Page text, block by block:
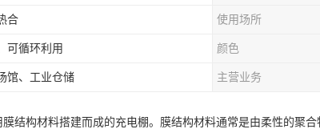
合 使用场所
可循环利用 颜色
馆、工业仓储 主营业务
结构材料搭建而成的充电棚。膜结构材料通常是由柔性的聚